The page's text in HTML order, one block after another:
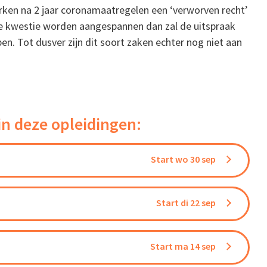
na 2 jaar coronamaatregelen een ‘verworven recht’
worden aangespannen dan zal de uitspraak
Tot dusver zijn dit soort zaken echter nog niet aan
deze opleidingen:
Start wo 30 sep
Start di 22 sep
Start ma 14 sep